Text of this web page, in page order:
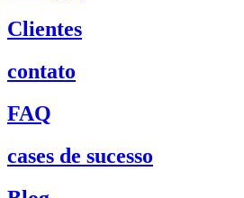
Clientes
contato
FAQ
cases de sucesso